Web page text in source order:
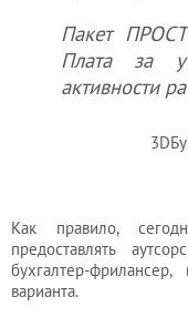
Пакет
Плата за
активности
Как правило,
предоставлять
бухгалтер-
варианта.